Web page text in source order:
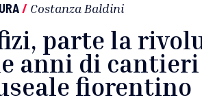
/ Costanza Baldini
parte la
anni di
fiorentino